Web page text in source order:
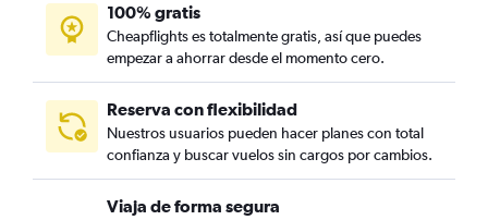
100% gratis
Cheapflights es totalmente gratis, así que puedes
empezar a ahorrar desde el momento cero.
Reserva con flexibilidad
Nuestros usuarios pueden hacer planes con total
confianza y buscar vuelos sin cargos por cambios.
Viaja de forma segura